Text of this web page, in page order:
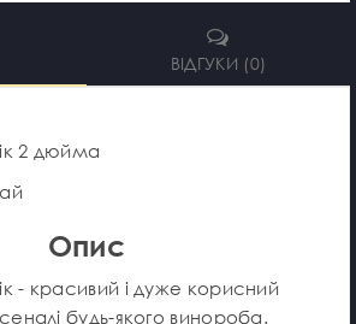
ВІДГУКИ (0)
2 дюйма
Опис
- красивий і дуже корисний
будь-якого винороба.